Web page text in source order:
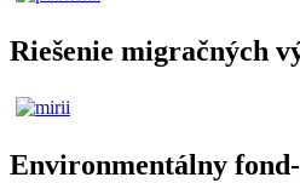
Riešenie migračných
Environmentálny